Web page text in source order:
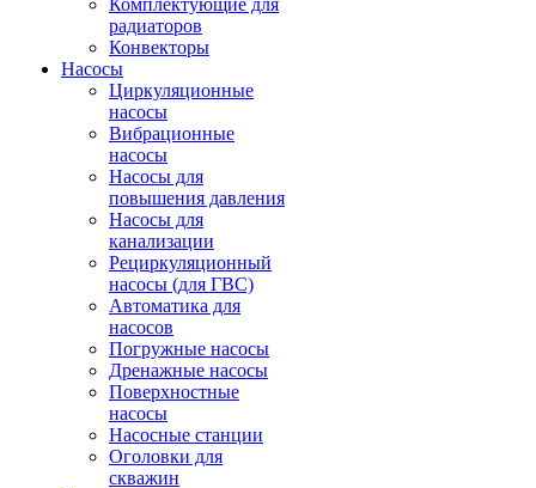
Комплектующие для
радиаторов
Конвекторы
Насосы
Циркуляционные
насосы
Вибрационные
насосы
Насосы для
повышения давления
Насосы для
канализации
Рециркуляционный
насосы (для ГВС)
Автоматика для
насосов
Погружные насосы
Дренажные насосы
Поверхностные
насосы
Насосные станции
Оголовки для
скважин